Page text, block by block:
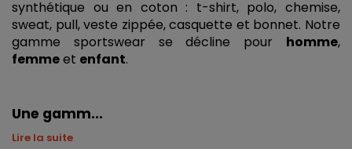
synthétique ou en coton : t-shirt, polo, chemise,
sweat, pull, veste zippée, casquette et bonnet. Notre
gamme sportswear se décline pour homme
femme et enfant.
Une gamm...
Lire la suite